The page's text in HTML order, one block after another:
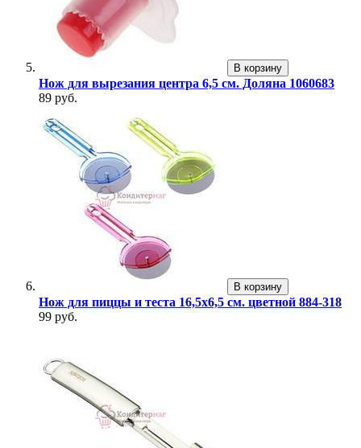
В корзину
Нож для вырезания центра 6,5 см. Доляна 1060683
89 руб.
В корзину
Нож для пиццы и теста 16,5х6,5 см. цветной 884-318
99 руб.